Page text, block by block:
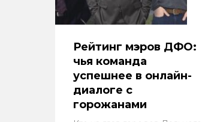
Рейтинг мэров ДФО:
чья команда
успешнее в онлайн-
диалоге с
горожанами